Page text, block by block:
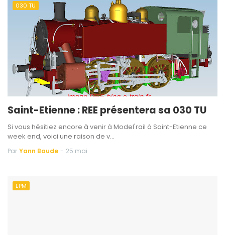
030 TU
Saint-Etienne : REE présentera sa 030 TU
Si vous hésitiez encore à venir à Model'rail à Saint-Etienne ce
week end, voici une raison de v…
Par Yann Baude - 25 mai
EPM